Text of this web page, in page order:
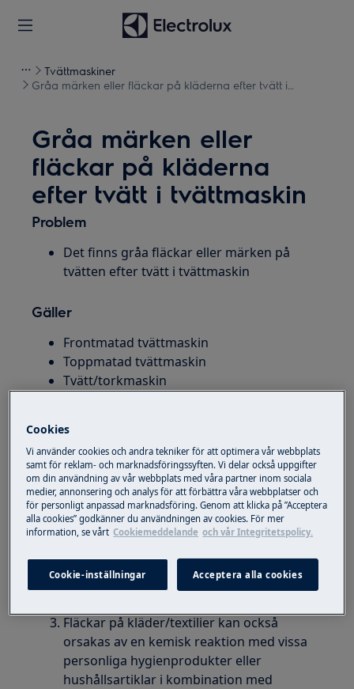
Tvättmaskiner
Gråa märken eller fläckar på kläderna efter tvätt i
Gråa märken eller
fläckar på kläderna
efter tvätt i tvättmaskin
Problem
Det finns gråa fläckar eller märken på
tvätten efter tvätt i tvättmaskin
Gäller
Frontmatad tvättmaskin
Toppmatad tvättmaskin
Tvätt/torkmaskin
Lösning
Se till att du även tvättar i höga
temperaturer med jämna mellanrum. Kör
ett antal tvättprogram i 90 °C, utan kläder,
med ett speciellt tvättmedel lämpligt för
tvättmaskiner.
ett speciellt rengöringsmedel för
tvättmaskiner.
Köp vårdprodukten Clean &
Fläckar på kläder/textilier kan också
orsakas av en kemisk reaktion med vissa
personliga hygienprodukter eller
hushållsartiklar i kombination med
Cookies
Vi använder cookies och andra tekniker för att optimera vår webbplats
samt för reklam- och marknadsföringssyften. Vi delar också uppgifter
om din användning av vår webbplats med våra partner inom sociala
medier, annonsering och analys för att förbättra våra webbplatser och
för personligt anpassad marknadsföring. Genom att klicka på ”Acceptera
alla cookies” godkänner du användningen av cookies. För mer
information, se vårt Cookiemeddelande och vår Integritetspolicy.
Cookie-inställningar Acceptera alla cookies